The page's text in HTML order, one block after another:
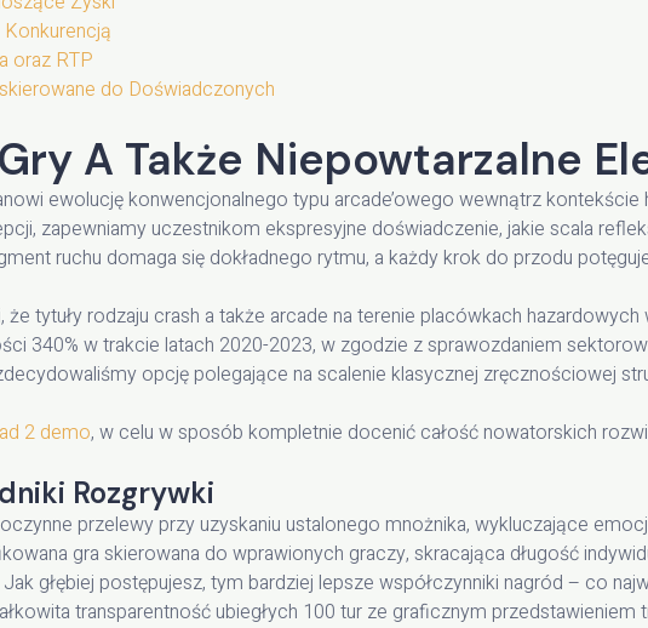
oraz RTP
do Doświadczonych
A Także Niepowtarzalne
ewolucję konwencjonalnego typu arcade’owego wewnątrz kontekście
zapewniamy uczestnikom ekspresyjne doświadczenie, jakie scala
ruchu domaga się dokładnego rytmu, a każdy krok do przodu
tytuły rodzaju crash a także arcade na terenie placówkach
340% w trakcie latach 2020-2023, w zgodzie z sprawozdaniem
opcję polegające na scalenie klasycznej zręcznościowej
2 demo, w celu w sposób kompletnie docenić całość nowatorskich
Rozgrywki
przelewy przy uzyskaniu ustalonego mnożnika, wykluczające
gra skierowana do wprawionych graczy, skracająca długość
głębiej postępujesz, tym bardziej lepsze współczynniki nagród – co
transparentność ubiegłych 100 tur ze graficznym przedstawieniem